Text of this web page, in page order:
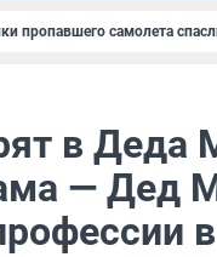
пропавшего самолета
в Деда
— Дед